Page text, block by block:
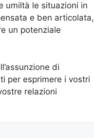
umiltà le situazioni in
e ben articolata,
un potenziale
di
per esprimere i vostri
relazioni